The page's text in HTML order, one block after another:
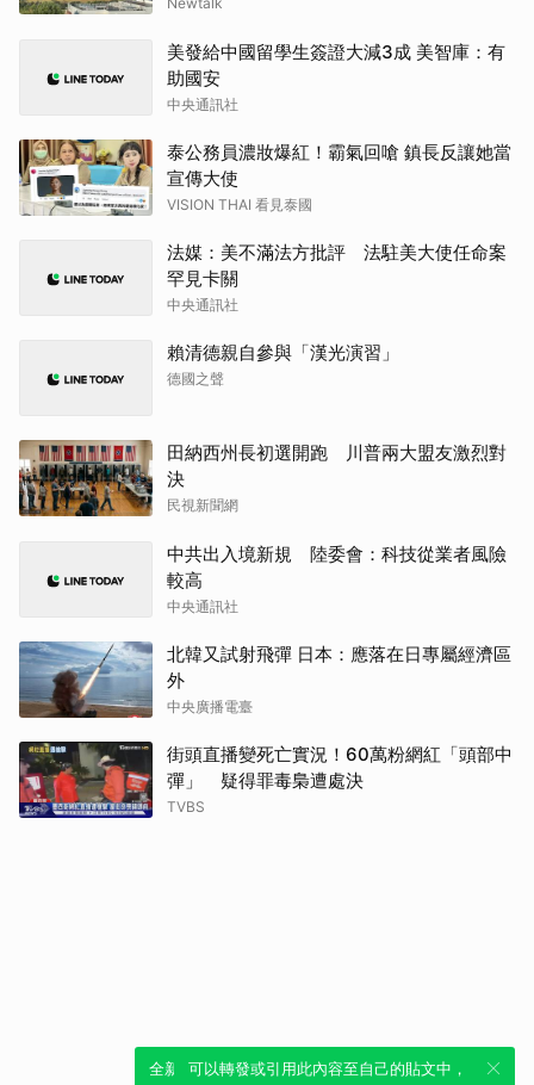
美發給中國留學生簽證大減3成 美智庫：有
助國安
中央通訊社
泰公務員濃妝爆紅！霸氣回嗆 鎮長反讓她當
宣傳大使
VISION THAI 看見泰國
法媒：美不滿法方批評 法駐美大使任命案
罕見卡關
中央通訊社
賴清德親自參與「漢光演習」
德國之聲
田納西州長初選開跑 川普兩大盟友激烈對
決
民視新聞網
中共出入境新規 陸委會：科技從業者風險
較高
中央通訊社
北韓又試射飛彈 日本：應落在日專屬經濟區
外
中央廣播電臺
街頭直播變死亡實況！60萬粉網紅「頭部中
彈」 疑得罪毒梟遭處決
TVBS
全新體驗！一鍵引用此內容，透過發布貼
可以轉發或引用此內容至自己的貼文中，